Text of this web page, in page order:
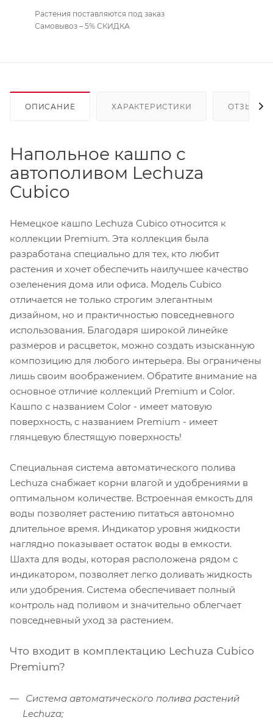
Растения поставляются под заказ
Самовывоз – 5% СКИДКА
ОПИСАНИЕ ХАРАКТЕРИСТИКИ ОТЗЫВЫ
Напольное кашпо с
автополивом Lechuza
Cubico
Немецкое кашпо Lechuza Cubico относится к
коллекции Premium. Эта коллекция была
разработана специально для тех, кто любит
растения и хочет обеспечить наилучшее качество
озеленения дома или офиса. Модель Cubico
отличается не только строгим элегантным
дизайном, но и практичностью повседневного
использования. Благодаря широкой линейке
размеров и расцветок, можно создать изысканную
композицию для любого интерьера. Вы ограничены
лишь своим воображением. Обратите внимание на
основное отличие коллекций Premium и Color.
Кашпо с названием Color - имеет матовую
поверхность, с названием Premium - имеет
глянцевую блестящую поверхность!
Специальная система автоматического полива
Lechuza снабжает корни влагой и удобрениями в
оптимальном количестве. Встроенная емкость для
воды позволяет растению питаться автономно
длительное время. Индикатор уровня жидкости
наглядно показывает остаток воды в емкости.
Шахта для воды, которая расположена рядом с
индикатором, позволяет легко доливать жидкость
или удобрения. Система обеспечивает полный
контроль над поливом и значительно облегчает
повседневный уход за растением.
Что входит в комплектацию Lechuza Cubico
Premium?
Система автоматического полива растений
Lechuza;